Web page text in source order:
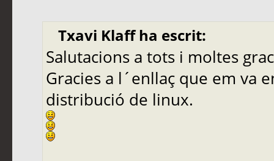
Txavi Klaff ha escrit:
Salutacions a tots i moltes
Gracies a l´enllaç que em va
distribució de linux.